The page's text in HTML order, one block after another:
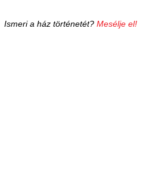
Ismeri a ház történetét? Mesélje el!